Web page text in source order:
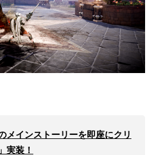
メインストーリーを即座にクリ
実装！